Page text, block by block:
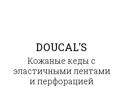
DOUCAL'S
Кожаные кеды с
эластичными лентами
и перфорацией